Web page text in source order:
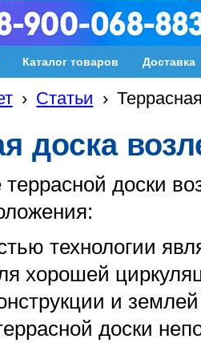
Каталог товаров Доставка
› Статьи ›
доска
доски
технологии
хорошей
и
доски